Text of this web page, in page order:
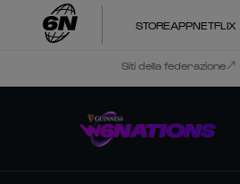
STOREAPPNETFLIX
Siti della federazione